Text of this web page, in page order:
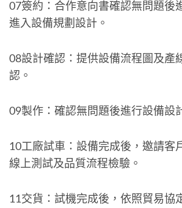
07簽約：合作意向書確認無問題後
進入設備規劃設計。
08設計確認：提供設備流程圖及產
認。
09製作：確認無問題後進行設備設
10工廠試車：設備完成後，邀請客
線上測試及品質流程檢驗。
11交貨：試機完成後，依照貿易協